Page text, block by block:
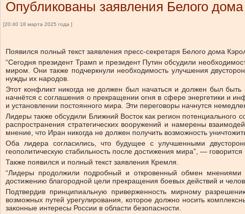
Опубликованы заявления Белого
[20:40 18 марта 2025 года ]
Появился полный текст заявления пресс-секретаря Белого дома
“Сегодня президент Трамп и президент Путин обсудили
миром. Они также подчеркнули необходимость улучшения
нужды их народов.
Этот конфликт никогда не должен был начаться и должен был
начнётся с соглашения о прекращении огня в сфере энергетики и
и установлении постоянного мира. Эти переговоры начнутся
Лидеры также обсудили Ближний Восток как регион
распространения стратегических вооружений и намерены
мнение, что Иран никогда не должен получить возможность
Оба лидера согласились, что будущее с улучшенными
геополитическую стабильность после достижения мира”, — говорится
Также появился и полный текст заявления Кремля.
“Лидеры продолжили подробный и откровенный обмен мнениями
достижению благородной цели прекращения боевых действий и
Подтвердив принципиальную приверженность мирному
возможных путей урегулирования, которое должно носить
законные интересы России в области безопасности.